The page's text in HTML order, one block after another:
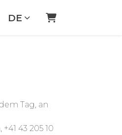
DE
Warenkorb
Tag, an
43 205 10